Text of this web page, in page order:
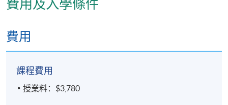
費用及入學條件
費用
課程費用
授業料：$3,780